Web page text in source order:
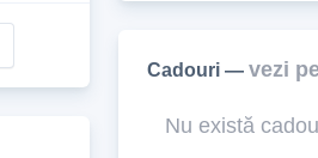
Cadouri — vezi
Nu există